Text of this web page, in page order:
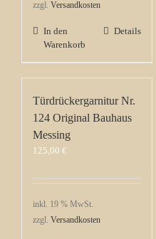
zzgl. Versandkosten
In den
Warenkorb
Details
Türdrückergarnitur Nr.
124 Original Bauhaus
Messing
125,00 €
inkl. 19 % MwSt.
zzgl. Versandkosten